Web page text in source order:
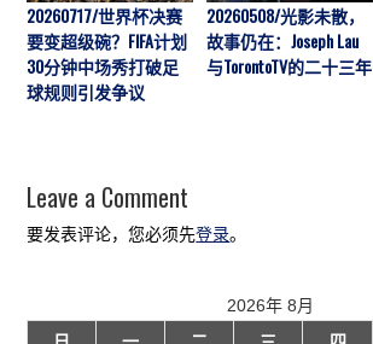
20260717/世界杯决赛
要变超级碗？FIFA计划
30分钟中场秀打破足
球规则引发争议
20260508/光影未散，
故事仍在：Joseph Lau
与TorontoTV的二十三年
Leave a Comment
要发表评论，您必须先登录。
2026年 8月